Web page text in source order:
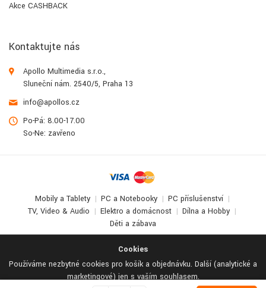
Cookies
Používáme nezbytné cookies pro košík a objednávku. Další (analytické a
marketingové) jen s vaším souhlasem.
Akce CASHBACK
Kontaktujte nás
Apollo Multimedia s.r.o.,
Sluneční nám. 2540/5, Praha 13
info@apollos.cz
Po-Pá: 8.00-17.00
So-Ne: zavřeno
Mobily a Tablety PC a Notebooky
PC příslušenství
TV, Video & Audio
Elektro a domácnost
Dílna a Hobby
Děti a zábava